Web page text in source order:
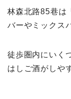
林森北路85巷は
バーやミックス
徒歩圏内にいく
はしご酒がしや